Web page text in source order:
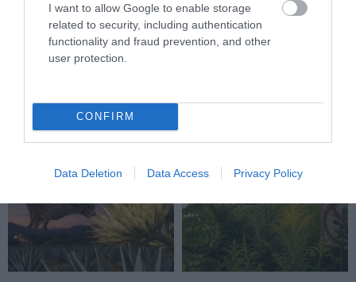
I want to allow Google to enable storage
related to security, including authentication
functionality and fraud prevention, and other
user protection.
CONFIRM
Data Deletion Data Access Privacy Policy
EGY ÖREG TÖLGY NEM CSAK